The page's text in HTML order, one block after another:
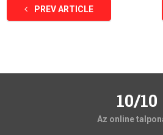
PREV ARTICLE
10/10
Az online